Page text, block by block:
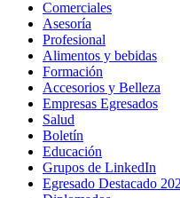
Comerciales
Asesoría
Profesional
Alimentos y bebidas
Formación
Accesorios y Belleza
Empresas Egresados
Salud
Boletín
Educación
Grupos de LinkedIn
Egresado Destacado